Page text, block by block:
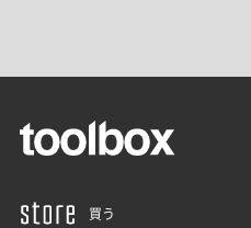
買う